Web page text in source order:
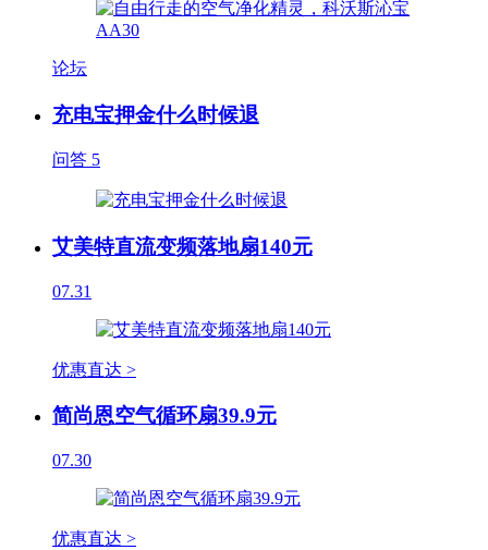
论坛
充电宝押金什么时候退
问答 5
艾美特直流变频落地扇140元
07.31
优惠直达 >
简尚恩空气循环扇39.9元
07.30
优惠直达 >